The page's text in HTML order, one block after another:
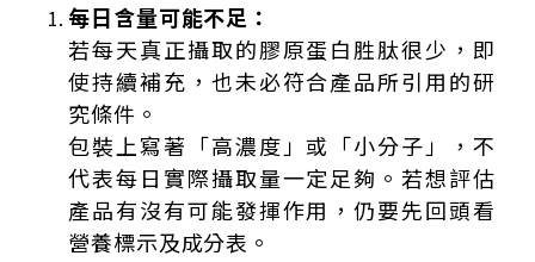
每日含量可能不足：
若每天真正攝取的膠原蛋白胜肽很少，即
使持續補充，也未必符合產品所引用的研
究條件。
包裝上寫著「高濃度」或「小分子」，不
代表每日實際攝取量一定足夠。若想評估
產品有沒有可能發揮作用，仍要先回頭看
營養標示及成分表。